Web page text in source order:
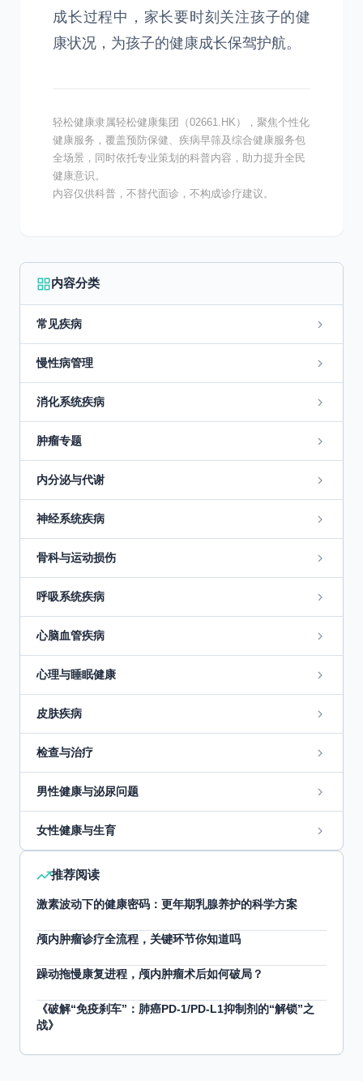
成长过程中，家长要时刻关注孩子的健
康状况，为孩子的健康成长保驾护航。
轻松健康隶属轻松健康集团（02661.HK），聚焦个性化
健康服务，覆盖预防保健、疾病早筛及综合健康服务包
全场景，同时依托专业策划的科普内容，助力提升全民
健康意识。
内容仅供科普，不替代面诊，不构成诊疗建议。
内容分类
常见疾病
慢性病管理
消化系统疾病
肿瘤专题
内分泌与代谢
神经系统疾病
骨科与运动损伤
呼吸系统疾病
心脑血管疾病
心理与睡眠健康
皮肤疾病
检查与治疗
男性健康与泌尿问题
女性健康与生育
推荐阅读
激素波动下的健康密码：更年期乳腺养护的科学方案
颅内肿瘤诊疗全流程，关键环节你知道吗
躁动拖慢康复进程，颅内肿瘤术后如何破局？
《破解“免疫刹车”：肺癌PD-1/PD-L1抑制剂的“解锁”之
战》